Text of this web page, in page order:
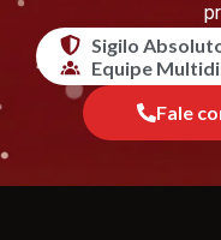
Sigilo
Equipe
Fale